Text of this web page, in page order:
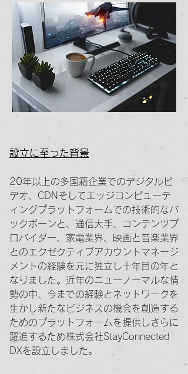
設立に至った背景
20年以上の多国籍企業でのデジタルビ
デオ、CDNそしてエッジコンピューテ
ィングプラットフォームでの技術的なバ
ックボーンと、通信大手、コンテンツプ
ロバイダー、家電業界、映画と音楽業界
とのエクゼクティブアカウントマネージ
メントの経験を元に独立し十年目の年と
なりました。近年のニューノーマルな情
勢の中、今までの経験とネットワークを
生かし新たなビジネスの機会を創造する
ためのプラットフォームを提供しさらに
躍進するため株式会社StayConnected
DXを設立しました。